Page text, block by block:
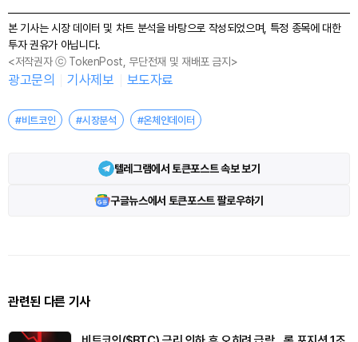
본 기사는 시장 데이터 및 차트 분석을 바탕으로 작성되었으며, 특정 종목에 대한
투자 권유가 아닙니다.
<저작권자 ⓒ TokenPost, 무단전재 및 재배포 금지>
광고문의 기사제보 보도자료
#비트코인 #시장분석 #온체인데이터
텔레그램에서 토큰포스트 속보 보기
구글뉴스에서 토큰포스트 팔로우하기
관련된 다른 기사